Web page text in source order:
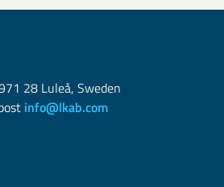
28 Luleå, Sweden
info@lkab.com